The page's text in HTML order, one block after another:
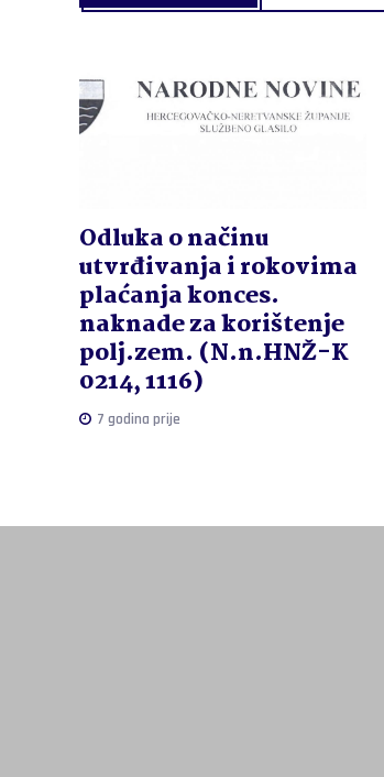
Odluka o načinu
utvrđivanja i rokovima
plaćanja konces.
naknade za korištenje
polj.zem. (N.n.HNŽ-K
0214, 1116)
7 godina prije